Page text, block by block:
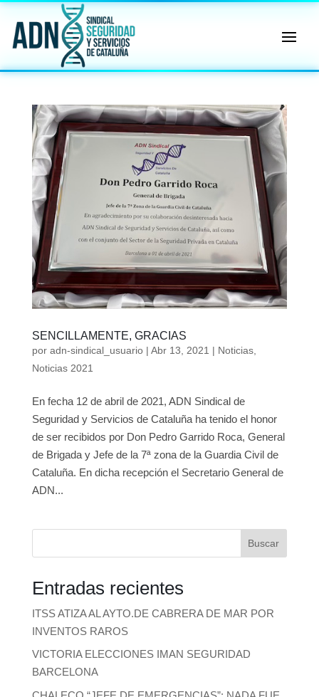
SENCILLAMENTE, GRACIAS
por adn-sindical_usuario| Abr 13, 2021 | Noticias,
Noticias 2021
En fecha 12 de abril de 2021, ADN Sindical de
Seguridad y Servicios de Cataluña ha tenido el honor
de ser recibidos por Don Pedro Garrido Roca, General
de Brigada y Jefe de la 7ª zona de la Guardia Civil de
Cataluña. En dicha recepción el Secretario General de
ADN...
Buscar
Entradas recientes
ITSS ATIZA AL AYTO.DE CABRERA DE MAR POR
INVENTOS RAROS
VICTORIA ELECCIONES IMAN SEGURIDAD
BARCELONA
✖
Sindical
ℹ️ Consulta General a Sede (Email)
⚖️ Dpto. Jurídico y Abogados (Email)
🤖 Dudas Rápidas del Convenio (IA)
📊 Herramienta: Tabla Salarial PDF
📄 Herramienta: Generador Plantillas
✊ Trámite: Afiliarse al Sindicato
📍 Info: Horarios y Contacto Sede